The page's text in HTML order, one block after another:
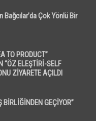
Çok Yönlü Bir
TO PRODUCT”
“ÖZ ELEŞTİRİ-SELF
ZİYARETE AÇILDI
GEÇİYOR”